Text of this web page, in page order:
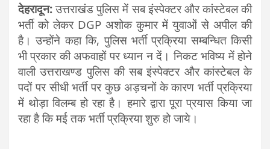
देहरादून:उत्तराखंड पुलिस में सब इंस्पेक्टर और कांस्टेबल की
भर्ती को लेकर DGP अशोक कुमार में युवाओं से अपील की
है। उन्होंने कहा कि, पुलिस भर्ती प्रक्रिया सम्बन्धित किसी
भी प्रकार की अफवाहों पर ध्यान न दें। निकट भविष्य में होने
वाली उत्तराखण्ड पुलिस की सब इंस्पेक्टर और कांस्टेबल के
पदों पर सीधी भर्ती पर कुछ अड़चनों के कारण भर्ती प्रक्रिया
में थोड़ा विलम्ब हो रहा है। हमारे द्वारा पूरा प्रयास किया जा
रहा है कि मई तक भर्ती प्रक्रिया शुरु हो जाये।